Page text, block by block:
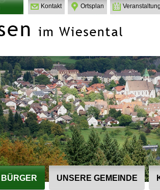
Kontakt Ortsplan
UNSERE GEMEINDE